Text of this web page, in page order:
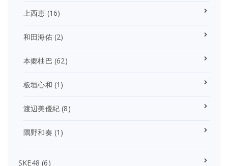
上西恵 (16)
和田海佑(2)
本郷柚巴 (62)
板垣心和 (1)
渡辺美優紀 (8)
隅野和奏 (1)
SKE48 (6)